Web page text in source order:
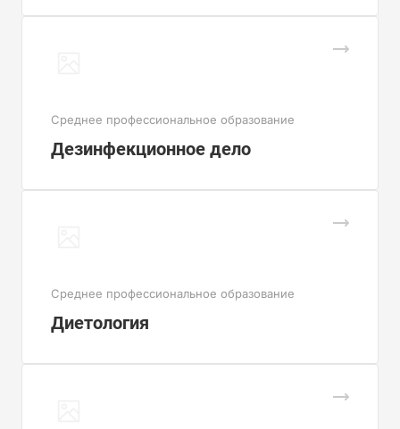
Cреднее профессиональное образование
Дезинфекционное дело
Cреднее профессиональное образование
Диетология